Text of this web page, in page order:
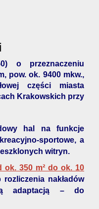
o przeznaczeniu
pow. ok. 9400 mkw.,
części miasta
Krakowskich przy
hal na funkcje
sportowe, a
witryn.
ok. 350 m² do ok. 10
nakładów
adaptacją – do